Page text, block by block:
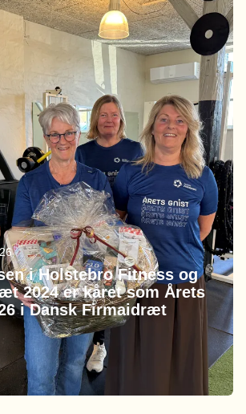
i Holstebro Fitness og
2024 er kåret som Årets
i Dansk Firmaidræt